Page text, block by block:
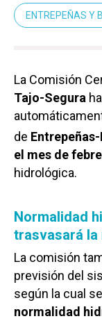
ENTREPEÑAS Y
La Comisión
Tajo-Segura
de
el mes de
hidrológica.
Normalidad
trasvasará la
La comisión
previsión del
según la cual
normalidad